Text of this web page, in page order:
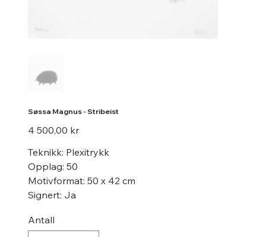
Søssa Magnus - Stribeist
Pris
4 500,00 kr
Teknikk: Plexitrykk
Opplag: 50
Motivformat: 50 x 42 cm
Signert: Ja
Antall